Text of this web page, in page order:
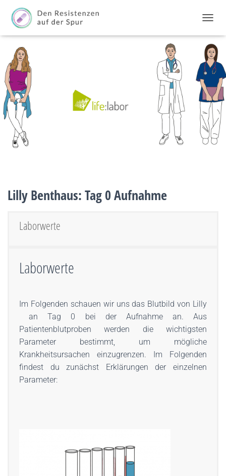
Lilly Benthaus: Tag 0 Aufnahme
Laborwerte
Laborwerte
Im Folgenden schauen wir uns das Blutbild von Lilly
an Tag 0 bei der Aufnahme an. Aus
Patientenblutproben werden die wichtigsten
Parameter bestimmt, um mögliche
Krankheitsursachen einzugrenzen. Im Folgenden
findest du zunächst Erklärungen der einzelnen
Parameter: